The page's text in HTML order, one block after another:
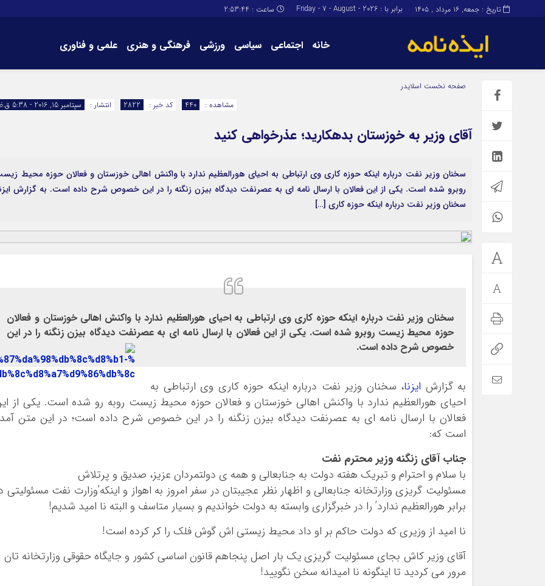
تاریخ : جمعه, ۱۶ مرداد , ۱۴۰۵ برابر با : Friday - 7 - August - 2026 ساعت : 2:53:45
خانه اجتماعی سیاسی ورزشی فرهنگی و هنری علمی و فناوری
برگه نمونهصفحه نخست اسلایدر
انتشار :
سپتامبر 15, 2016 - 5:38 ق.ظ کد خبر : 2822 مشاهده : 440
آقای وزیر به خوزستان بدهکارید؛ عذرخواهی کنید
سخنان وزیر نفت درباره اینکه حوزه کاری وی ارتباطی به احیای هورالعظیم ندارد با واکنش اهالی خوزستان و فعالان حوزه محیط
روبرو شده است. یکی از این فعالان با ارسال نامه ای به عصرنفت دیدگاه بیزن زنگنه را در این خصوص شرح داده است. به گزارش
سخنان وزیر نفت درباره اینکه حوزه کاری […]
سخنان وزیر نفت درباره اینکه حوزه کاری وی ارتباطی به احیای هورالعظیم ندارد با واکنش اهالی خوزستان و فعالان
حوزه محیط زیست روبرو شده است. یکی از این فعالان با ارسال نامه ای به عصرنفت دیدگاه بیزن زنگنه را در این
خصوص شرح داده است.
به گزارش ایزنا، سخنان وزیر نفت درباره اینکه حوزه کاری وی ارتباطی به
احیای هورالعظیم ندارد با واکنش اهالی خوزستان و فعالان حوزه محیط زیست روبه رو شده است. یکی از
فعالان با ارسال نامه ای به عصرنفت دیدگاه بیزن زنگنه را در این خصوص شرح داده است؛ در این متن
است که:
جناب آقای زنگنه وزیر محترم نفت
با سلام و احترام و تبریک هفته دولت به جنابعالی و همه ی دولتمردان عزیز، صدیق و پرتلاش
مسئولیت گریزی وزارتخانه جنابعالی و اظهار نظر عجیبتان در سفر امروز به اهواز و اینکه’وزارت نفت مسئولیتی
برابر هورالعظیم ندارد’ را در خبرگزاری وابسته به دولت خواندیم و بسیار متاسف و البته نا امید شدیم!
نا امید از وزیری که دولت حاکم بر او داد محیط زیستی اش گوش فلک را کر کرده است!
آقای وزیر کاش بجای مسئولیت گریزی یک بار اصل پنجاهم قانون اساسی کشور و جایگاه حقوقی وزارتخانه تان
مرور می کردید تا اینگونه نا امیدانه سخن نگویید!